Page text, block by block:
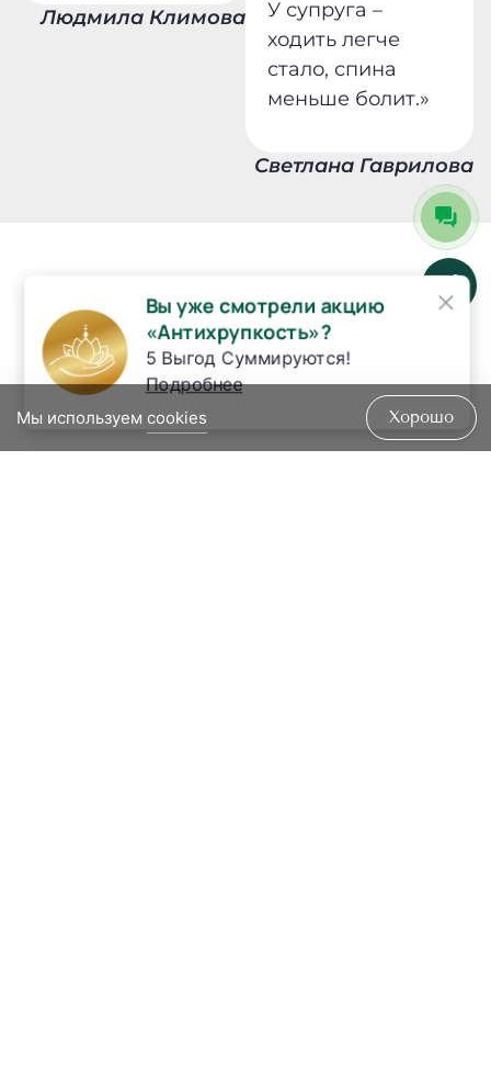
Людмила Климова
У супруга –
ходить легче
стало, спина
меньше болит.»
Светлана Гаврилова
Конкретные изменения,
которые Вы
почувствуете
Мы используем cookies Хорошо
×
Вы уже смотрели акцию
«Антихрупкость»?
5 Выгод Суммируются!
Подробнее